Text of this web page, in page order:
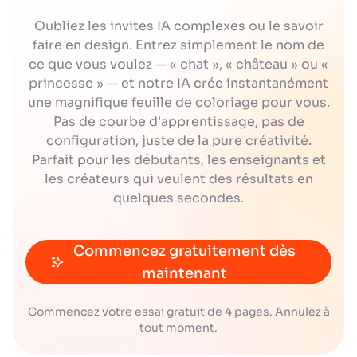
particulière à la page : douce et légère avec
les crayons, éclatante avec les marqueurs, ou
subtile et artistique avec les aquarelles.
Laissez-vous guider par vos envies pour vos
pages de coloriage Merci !
plusieurs pages liées.
Les adolescents peuvent organiser un défi de
remplissage chronométré sur leurs pages de
coloriage Merci, en essayant de terminer un
motif simple le plus vite possible. Une option
plus difficile est d’ajouter des effets d’ombre
et dégradés.
coloriage Merci pour créer un tableau de
récompenses personnalisé, en coloriant
chaque section après avoir atteint un objectif
personnel. Une approche plus avancée
consiste à utiliser plusieurs médiums pour
Oubliez les invites IA complexes ou le savoir
faire en design. Entrez simplement le nom de
ce que vous voulez — « chat », « château » ou «
princesse » — et notre IA crée instantanément
une magnifique feuille de coloriage pour vous.
Pas de courbe d'apprentissage, pas de
configuration, juste de la pure créativité.
Parfait pour les débutants, les enseignants et
les créateurs qui veulent des résultats en
quelques secondes.
Commencez gratuitement dès
maintenant
Commencez votre essai gratuit de 4 pages. Annulez à
tout moment.